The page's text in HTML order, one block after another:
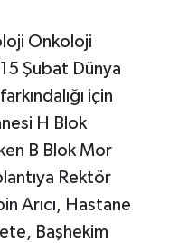
Onkoloji
Şubat Dünya
için
H Blok
B Blok Mor
Rektör
Arıcı, Hastane
Başhekim